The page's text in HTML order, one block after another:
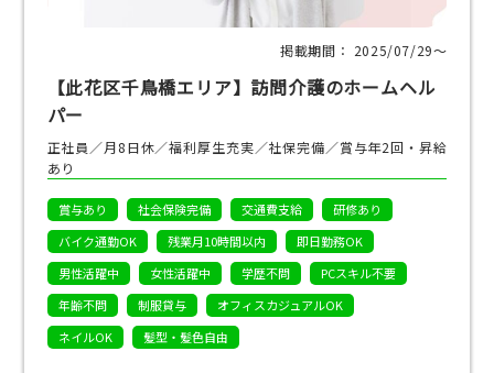
掲載期間： 2025/07/29〜
【此花区千鳥橋エリア】訪問介護のホームヘル
パー
正社員／月8日休／福利厚生充実／社保完備／賞与年2回・昇給
あり
賞与あり 社会保険完備 交通費支給
研修あり
バイク通勤OK
残業月10時間以内
即日勤務OK
男性活躍中
女性活躍中 学歴不問
PCスキル不要
年齢不問
制服貸与
オフィスカジュアルOK
ネイルOK
髪型・髪色自由